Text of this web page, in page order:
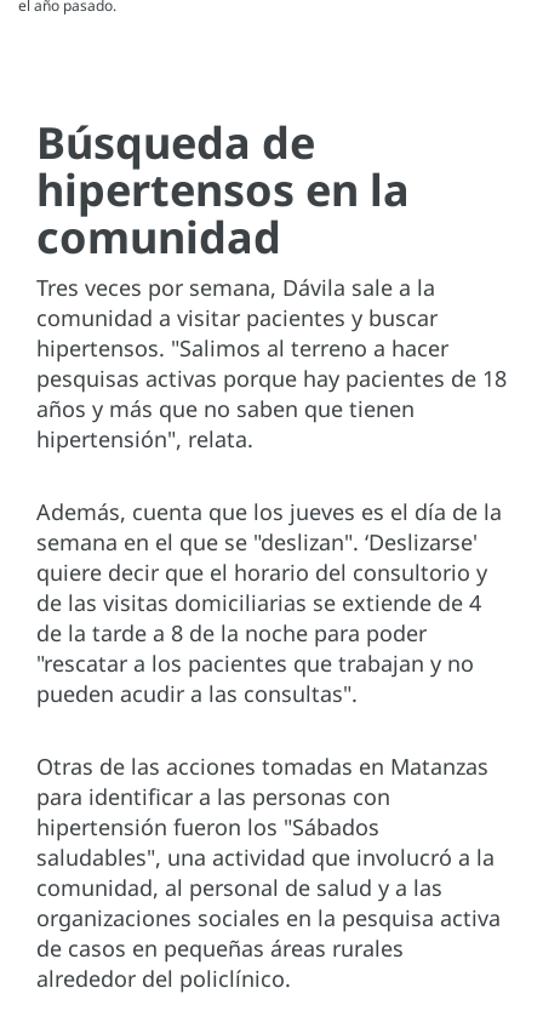
el año pasado.
Búsqueda de
hipertensos en la
comunidad
Tres veces por semana, Dávila sale a la
comunidad a visitar pacientes y buscar
hipertensos. "Salimos al terreno a hacer
pesquisas activas porque hay pacientes de 18
años y más que no saben que tienen
hipertensión", relata.
Además, cuenta que los jueves es el día de la
semana en el que se "deslizan". ‘Deslizarse'
quiere decir que el horario del consultorio y
de las visitas domiciliarias se extiende de 4
de la tarde a 8 de la noche para poder
"rescatar a los pacientes que trabajan y no
pueden acudir a las consultas".
Otras de las acciones tomadas en Matanzas
para identificar a las personas con
hipertensión fueron los "Sábados
saludables", una actividad que involucró a la
comunidad, al personal de salud y a las
organizaciones sociales en la pesquisa activa
de casos en pequeñas áreas rurales
alrededor del policlínico.